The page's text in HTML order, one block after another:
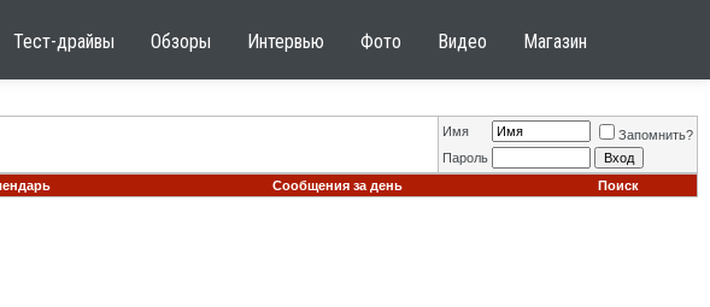
Тест-драйвы Обзоры Интервью Фото Видео Магазин
Имя
Запомнить?
Пароль
Сообщения за день Поиск